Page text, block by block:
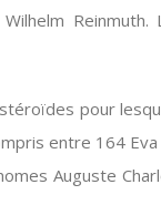
pour
entre 164
Auguste